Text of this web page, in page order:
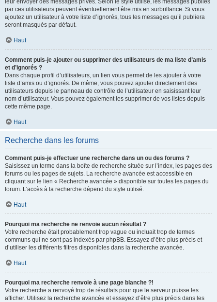
leur envoyer des messages privés. Selon le style utilisé, les messages publiés
par ces utilisateurs peuvent éventuellement être mis en surbrillance. Si vous
ajoutez un utilisateur à votre liste d’ignorés, tous les messages qu’il publiera
seront masqués par défaut.
Haut
Comment puis-je ajouter ou supprimer des utilisateurs de ma liste d’amis
et d’ignorés ?
Dans chaque profil d’utilisateurs, un lien vous permet de les ajouter à votre
liste d’amis ou d’ignorés. De même, vous pouvez ajouter directement des
utilisateurs depuis le panneau de contrôle de l’utilisateur en saisissant leur
nom d’utilisateur. Vous pouvez également les supprimer de vos listes depuis
cette même page.
Haut
Recherche dans les forums
Comment puis-je effectuer une recherche dans un ou des forums ?
Saisissez un terme dans la boîte de recherche située sur l’index, les pages des
forums ou les pages de sujets. La recherche avancée est accessible en
cliquant sur le lien « Recherche avancée » disponible sur toutes les pages du
forum. L’accès à la recherche dépend du style utilisé.
Haut
Pourquoi ma recherche ne renvoie aucun résultat ?
Votre recherche était probablement trop vague ou incluait trop de termes
communs qui ne sont pas indexés par phpBB. Essayez d’être plus précis et
d’utiliser les différents filtres disponibles dans la recherche avancée.
Haut
Pourquoi ma recherche renvoie à une page blanche ?!
Votre recherche a renvoyé trop de résultats pour que le serveur puisse les
afficher. Utilisez la recherche avancée et essayez d’être plus précis dans les